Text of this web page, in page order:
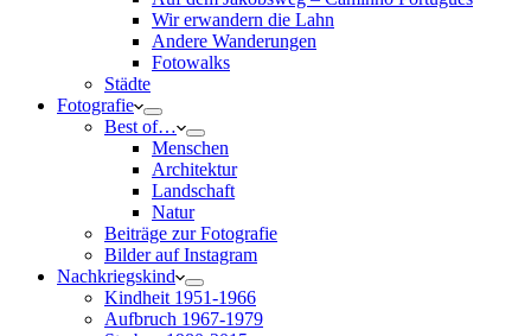
Wir erwandern die Lahn
Andere Wanderungen
Fotowalks
Städte
Fotografie
Best of…
Menschen
Architektur
Landschaft
Natur
Beiträge zur Fotografie
Bilder auf Instagram
Nachkriegskind
Kindheit 1951-1966
Aufbruch 1967-1979